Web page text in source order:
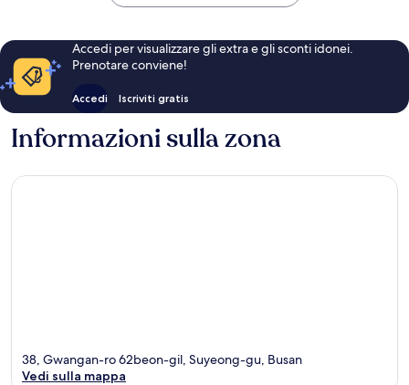
Accedi per visualizzare gli extra e gli sconti idonei.
Prenotare conviene!
Accedi Iscriviti gratis
Informazioni sulla zona
38, Gwangan-ro 62beon-gil, Suyeong-gu, Busan
Vedi sulla mappa